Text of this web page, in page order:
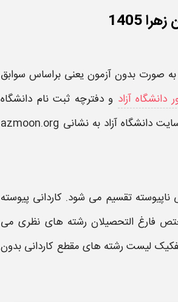
1405
بدون آزمونیعنی براساس سوابق
آزاد ودفترچه ثبت نام دانشگاه
دانشگاه آزاد
به نشانی azmoon.org
ناپیوسته تقسیم می شود. کاردانی پیوسته
فارغ التحصیلان رشته های نظری می
لیست رشته های مقطع کاردانی بدون